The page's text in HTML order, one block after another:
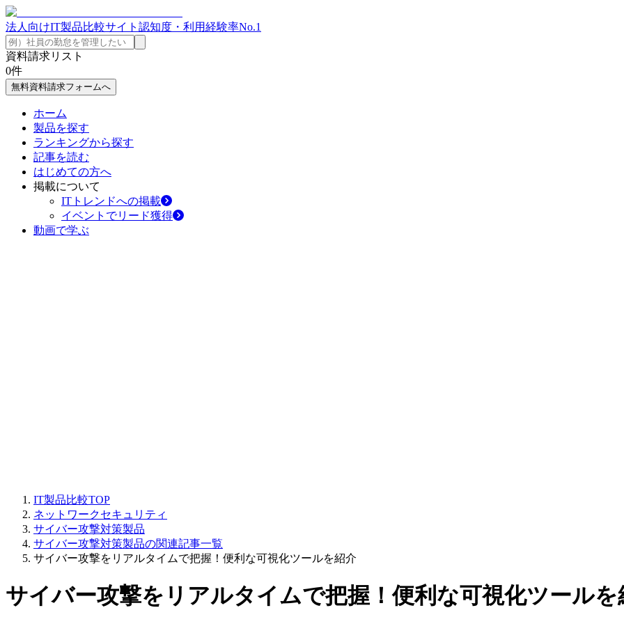
法人向けIT製品比較サイト 認知度・利用経験率No.1
資料請求リスト
0件
無料資料請求フォームへ
ホーム
製品を探す
ランキングから探す
記事を読む
はじめての方へ
掲載について
ITトレンドへの掲載
イベントでリード獲得
動画で学ぶ
IT製品比較TOP
ネットワークセキュリティ
サイバー攻撃対策製品
サイバー攻撃対策製品の関連記事一覧
サイバー攻撃をリアルタイムで把握！便利な可視化ツールを紹介
サイバー攻撃をリアルタイムで把握！便利な可視化ツールを